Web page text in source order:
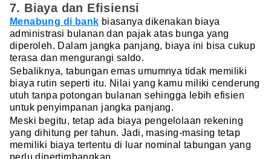
7. Biaya dan Efisiensi
Menabung di bank biasanya dikenakan biaya
administrasi bulanan dan pajak atas bunga yang
diperoleh. Dalam jangka panjang, biaya ini bisa cukup
terasa dan mengurangi saldo.
Sebaliknya, tabungan emas umumnya tidak memiliki
biaya rutin seperti itu. Nilai yang kamu miliki cenderung
utuh tanpa potongan bulanan sehingga lebih efisien
untuk penyimpanan jangka panjang.
Meski begitu, tetap ada biaya pengelolaan rekening
yang dihitung per tahun. Jadi, masing-masing tetap
memiliki biaya tertentu di luar nominal tabungan yang
perlu dipertimbangkan.